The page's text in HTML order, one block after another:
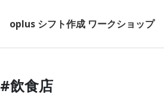
oplus シフト作成 ワークショップ
#飲食店